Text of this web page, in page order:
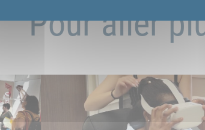
Pour aller